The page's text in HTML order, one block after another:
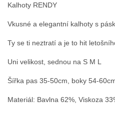
Kalhoty RENDY
Vkusné a elegantní kalhoty s
Ty se ti neztratí a je to hit
Uni velikost, sednou na S M L
Šířka pas 35-50cm, boky 54-
Materiál: Bavlna 62%, Viskoza